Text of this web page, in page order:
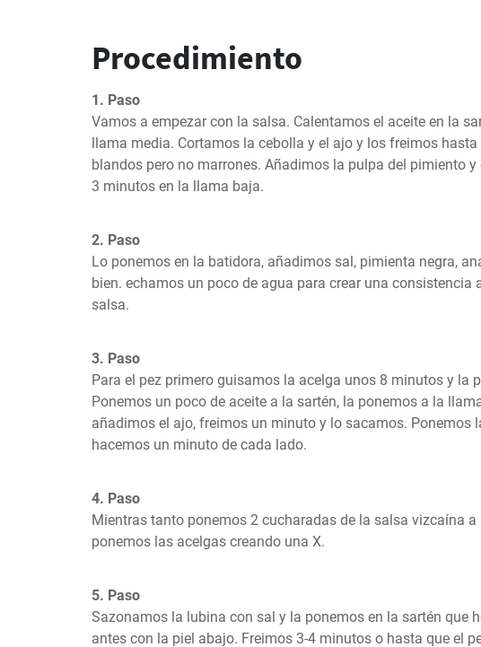
Procedimiento
1. Paso
Vamos a empezar con la salsa. Calentamos el aceite en la
llama media. Cortamos la cebolla y el ajo y los freimos hasta
blandos pero no marrones. Añadimos la pulpa del pimiento
3 minutos en la llama baja.
2. Paso
Lo ponemos en la batidora, añadimos sal, pimienta negra,
bien. echamos un poco de agua para crear una consistencia
salsa.
3. Paso
Para el pez primero guisamos la acelga unos 8 minutos y la
Ponemos un poco de aceite a la sartén, la ponemos a la
añadimos el ajo, freimos un minuto y lo sacamos. Ponemos
hacemos un minuto de cada lado.
4. Paso
Mientras tanto ponemos 2 cucharadas de la salsa vizcaína a
ponemos las acelgas creando una X.
5. Paso
Sazonamos la lubina con sal y la ponemos en la sartén que
antes con la piel abajo. Freimos 3-4 minutos o hasta que el